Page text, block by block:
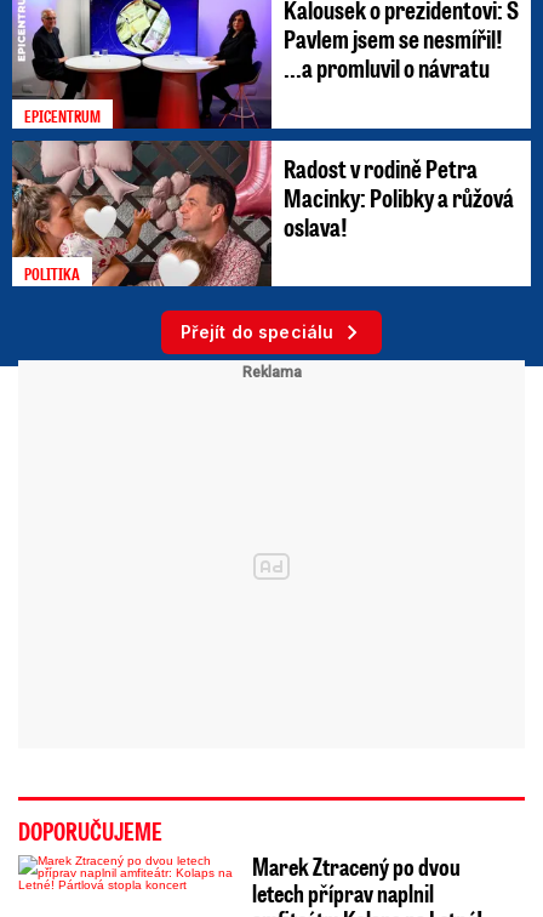
EPICENTRUM
Kalousek o prezidentovi: S
Pavlem jsem se nesmířil!
...a promluvil o návratu
POLITIKA
Radost v rodině Petra
Macinky: Polibky a růžová
oslava!
Přejít do speciálu
DOPORUČUJEME
Marek Ztracený po dvou
letech příprav naplnil